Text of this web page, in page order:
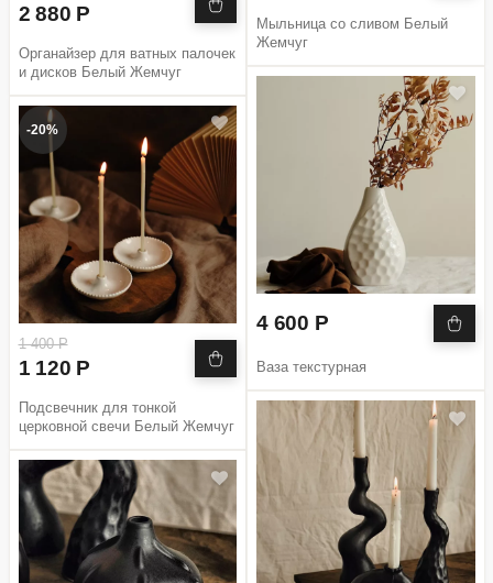
2 880 Р
Органайзер для ватных палочек
и дисков Белый Жемчуг
-20%
1 400 Р
1 120 Р
Подсвечник для тонкой
церковной свечи Белый Жемчуг
Мыльница со сливом Белый
Жемчуг
4 600 Р
Ваза текстурная